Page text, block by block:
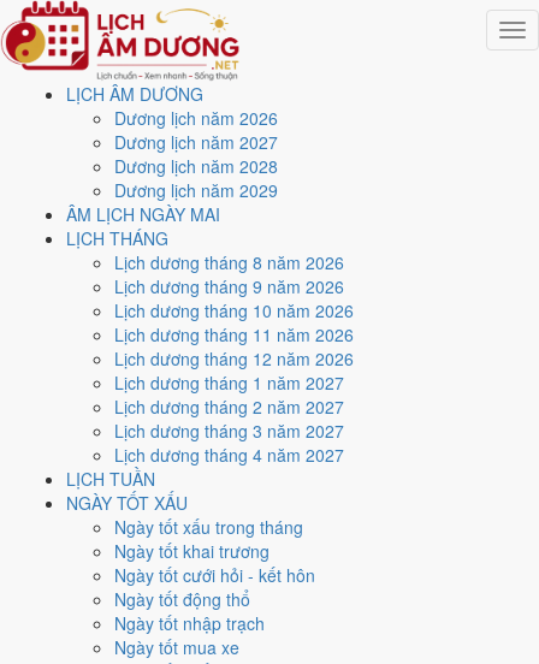
LỊCH ÂM DƯƠNG
Dương lịch năm 2026
Dương lịch năm 2027
Dương lịch năm 2028
Dương lịch năm 2029
ÂM LỊCH NGÀY MAI
LỊCH THÁNG
Lịch dương tháng 8 năm 2026
Lịch dương tháng 9 năm 2026
Lịch dương tháng 10 năm 2026
Lịch dương tháng 11 năm 2026
Lịch dương tháng 12 năm 2026
Lịch dương tháng 1 năm 2027
Lịch dương tháng 2 năm 2027
Lịch dương tháng 3 năm 2027
Lịch dương tháng 4 năm 2027
LỊCH TUẦN
NGÀY TỐT XẤU
Ngày tốt xấu trong tháng
Ngày tốt khai trương
Ngày tốt cưới hỏi - kết hôn
Ngày tốt động thổ
Ngày tốt nhập trạch
Ngày tốt mua xe
Trang chủ
Lịch năm 2025
Tháng 4/2025
Ngày 30/4/2025 (Kỷ Tỵ)
Xem ngày30/4/2025
lịch - Ngày 3/4 âm lịch (Kỷ
Tỵ) tốt hay xấu?
Ngày 30/4/2025 dương lịch (Thứ Tư) là ngày 3/4/2025 âm lịch
- Chi sinh Can, Trực Kiến, Sao Chẩn, nạp âm Đại Lâm
Mộc. Tổng hòa, đây làNgày Hung với điểm trung bình
việc quan trọng. Giờ Hoàng Đạo trong ngày:Sửu, Thìn, Ngọ, Mùi,
Tuất, Hợi.
Ngày Dương
Tháng 4 năm 2025
Tháng 4 âm năm 2025